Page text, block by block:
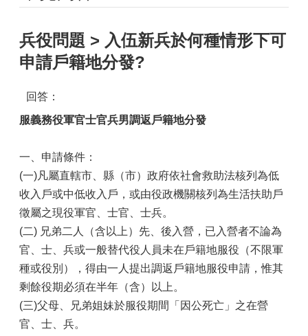
務
關
介
識
區
政
報
導
鄰
資
訊
防
災
兵役問題 > 入伍新兵於何種情形下可
申請戶籍地分發?
回答：
服義務役軍官士官兵男調返戶籍地分發
一、申請條件：
(一)凡屬直轄市、縣（市）政府依社會救助法核列為低
收入戶或中低收入戶，或由役政機關核列為生活扶助戶
徵屬之現役軍官、士官、士兵。
(二) 兄弟二人（含以上）先、後入營，已入營者不論為
官、士、兵或一般替代役人員未在戶籍地服役（不限軍
種或役別），得由一人提出調返戶籍地服役申請，惟其
剩餘役期必須在半年（含）以上。
(三)父母、兄弟姐妹於服役期間「因公死亡」之在營
官、士、兵。